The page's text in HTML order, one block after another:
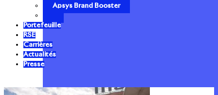
Apsys Brand Booster
Portefeuille
RSE
Carrières
Actualités
Presse